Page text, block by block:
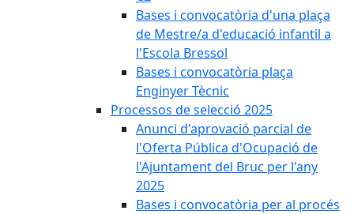
Bases i convocatòria d'una plaça
de Mestre/a d'educació infantil a
l'Escola Bressol
Bases i convocatòria plaça
Enginyer Tècnic
Processos de selecció 2025
Anunci d'aprovació parcial de
l'Oferta Pública d'Ocupació de
l'Ajuntament del Bruc per l'any
2025
Bases i convocatòria per al procés